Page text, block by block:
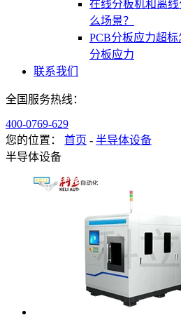
在线分板机和离
么场景？
PCB分板应力超
分板应力
联系我们
全国服务热线：
400-0769-629
您的位置：
首页 - 半导体设备
半导体设备